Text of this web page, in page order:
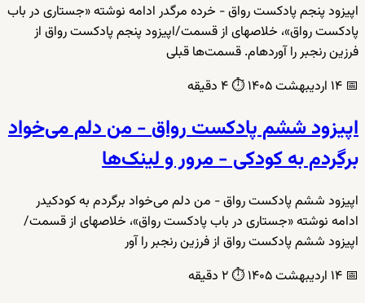
اپیزود پنجم پادکست رواق - خرده مرگدر ادامه نوشته «جستاری در باب
پادکست رواق»، خلاصهای از قسمت/اپیزود پنجم پادکست رواق از
فرزین رنجبر را آوردهام. قسمت‌ها قبلی
📅
⏱️
اپیزود ششم پادکست رواق - من دلم می‌خواد
برگردم به کودکی - مرور و لینک‌ها
اپیزود ششم پادکست رواق - من دلم می‌خواد برگردم به کودکیدر
ادامه نوشته «جستاری در باب پادکست رواق»، خلاصهای از قسمت/
اپیزود ششم پادکست رواق از فرزین رنجبر را آور
📅
⏱️